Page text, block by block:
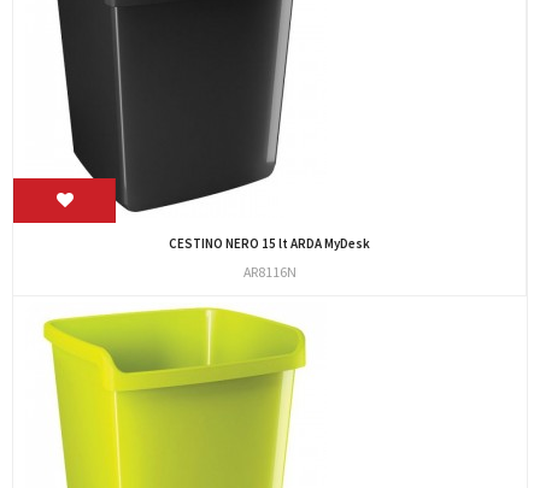
CESTINO NERO 15 lt ARDA MyDesk
AR8116N